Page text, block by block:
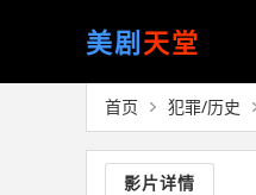
美剧天堂
首页 犯罪/历史
影片详情